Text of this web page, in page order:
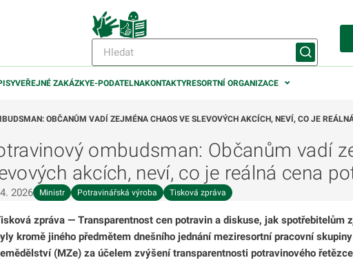
VEŘEJNÉ ZAKÁZKYE-PODATELNAKONTAKTYRESORTNÍ ORGANIZACE
OBČANŮM VADÍ ZEJMÉNA CHAOS VE SLEVOVÝCH AKCÍCH, NEVÍ, CO JE
ombudsman: Občanům vadí
akcích, neví, co je reálná cena
2026 Ministr Potravinářská výroba Tisková zpráva
zpráva — Transparentnost cen potravin a diskuse, jak spotřebitelům
kromě jiného předmětem dnešního jednání meziresortní pracovní
(MZe) za účelem zvýšení transparentnosti potravinového